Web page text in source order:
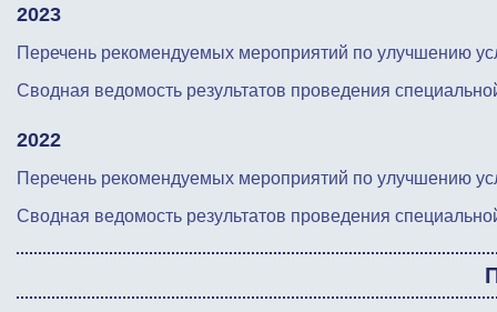
2023
Перечень рекомендуемых мероприятий по улучшению
Сводная ведомость результатов проведения
2022
Перечень рекомендуемых мероприятий по улучшению
Сводная ведомость результатов проведения